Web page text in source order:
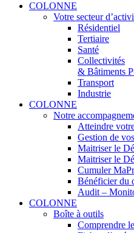
COLONNE
Votre secteur
Résidentiel
Tertiaire
Santé
Collectivités
& Bâtiments
Transport
Industrie
COLONNE
Notre
Atteindre
Gestion de
Maitriser le
Maitriser le
Cumuler
Bénéficier du
Audit –
COLONNE
Boîte à outils
Comprendre